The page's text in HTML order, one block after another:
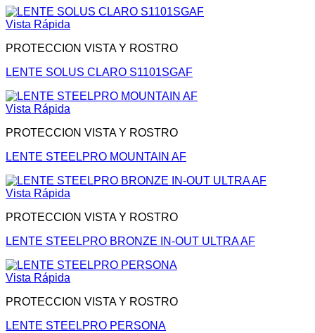
Vista Rápida
PROTECCION VISTA Y ROSTRO
LENTE SOLUS CLARO S1101SGAF
Vista Rápida
PROTECCION VISTA Y ROSTRO
LENTE STEELPRO MOUNTAIN AF
Vista Rápida
PROTECCION VISTA Y ROSTRO
LENTE STEELPRO BRONZE IN-OUT ULTRA AF
Vista Rápida
PROTECCION VISTA Y ROSTRO
LENTE STEELPRO PERSONA